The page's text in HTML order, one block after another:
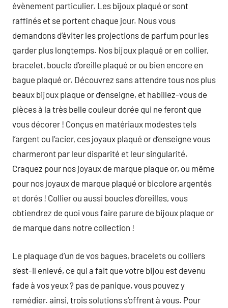
évènement particulier. Les bijoux plaqué or sont
raffinés et se portent chaque jour. Nous vous
demandons d’éviter les projections de parfum pour les
garder plus longtemps. Nos bijoux plaqué or en collier,
bracelet, boucle d’oreille plaqué or ou bien encore en
bague plaqué or. Découvrez sans attendre tous nos plus
beaux bijoux plaque or d’enseigne, et habillez-vous de
pièces à la très belle couleur dorée qui ne feront que
vous décorer ! Conçus en matériaux modestes tels
l’argent ou l’acier, ces joyaux plaqué or d’enseigne vous
charmeront par leur disparité et leur singularité.
Craquez pour nos joyaux de marque plaque or, ou même
pour nos joyaux de marque plaqué or bicolore argentés
et dorés ! Collier ou aussi boucles d’oreilles, vous
obtiendrez de quoi vous faire parure de bijoux plaque or
de marque dans notre collection !
Le plaquage d’un de vos bagues, bracelets ou colliers
s’est-il enlevé, ce qui a fait que votre bijou est devenu
fade à vos yeux ? pas de panique, vous pouvez y
remédier. ainsi, trois solutions s’offrent à vous. Pour